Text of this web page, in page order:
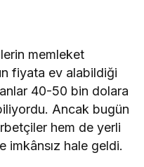
memleket
fiyata ev alabildiği
40-50 bin dolara
Ancak bugün
hem de yerli
imkânsız hale geldi.